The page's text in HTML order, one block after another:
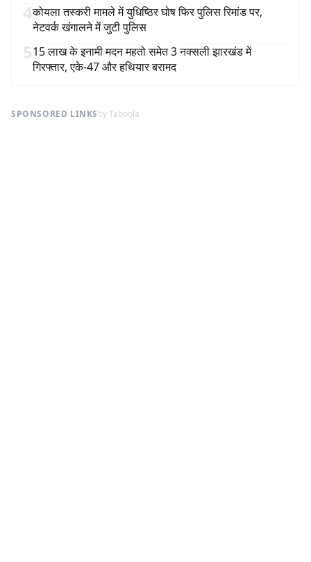
4कोयला तस्करी मामले में युधिष्ठिर घोष फिर पुलिस रिमांड पर,
नेटवर्क खंगालने में जुटी पुलिस
515 लाख के इनामी मदन महतो समेत 3 नक्सली झारखंड में
गिरफ्तार, एके-47 और हथियार बरामद
SPONSORED LINKSby Taboola